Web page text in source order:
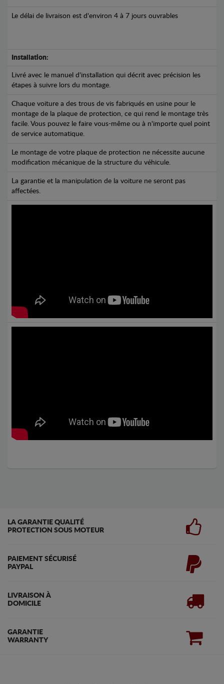
Le délai de livraison est d'environ 4 à 7 jours ouvrables
Installation:
Livré avec le manuel d'installation qui décrit avec précision les
étapes à suivre lors du montage.
Chaque voiture a des trous de vis fabriqués en usine pour le
montage de la plaque de protection, ce qui rend le montage très
facile. Vous pouvez le faire vous-même ou à n'importe quel point
de service automatique.
Le montage de votre plaque de protection ne nécessite aucune
modification mécanique de la structure du véhicule.
La garantie et la manipulation de la voiture ne seront pas
affectées.
LA GARANTIE QUALITÉ
PROTECTION SOUS MOTEUR
PAIEMENT SÉCURISÉ
PAYPAL
LIVRAISON À
DOMICILE
GARANTIE
WARRANTY